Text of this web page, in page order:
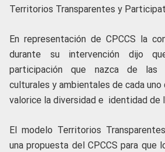
Territorios Transparentes y
En representación de CPCCS la
durante su intervención dijo
participación que nazca de las
culturales y ambientales de cada
valorice la diversidad e identidad de
El modelo Territorios
una propuesta del CPCCS para que